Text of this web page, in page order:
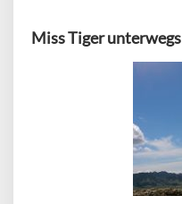
Miss Tiger unterwegs